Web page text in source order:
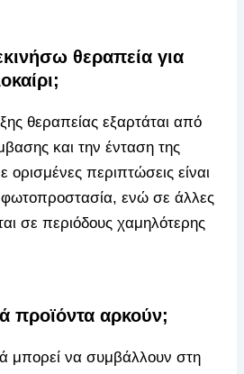
θεραπεία για
θεραπείας εξαρτάται από
και την ένταση της
ορισμένες περιπτώσεις είναι
φωτοπροστασία, ενώ σε άλλες
σε περιόδους χαμηλότερης
προϊόντα αρκούν;
μπορεί να συμβάλλουν στη